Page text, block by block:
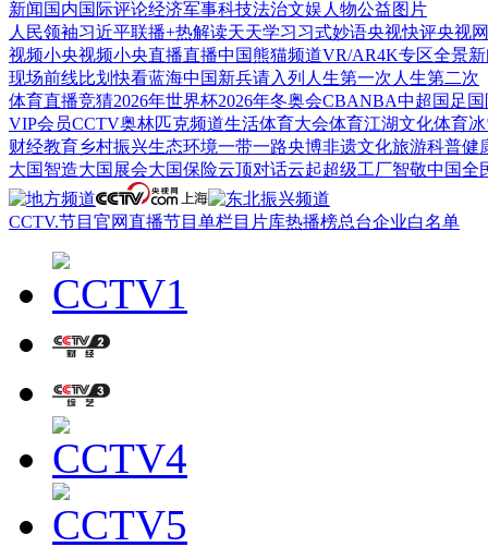
新闻 国内国际评论经济军事科技法治文娱 人物公益图片
人民领袖习近平联播+热解读天天学习习式妙语央视快评央视
视频小央视频小央直播直播中国熊猫频道VR/AR4K专区全景
现场前线比划快看蓝海中国新兵请入列 人生第一次 人生第二次
体育直播竞猜2026年世界杯2026年冬奥会CBANBA中超 国足
VIP会员CCTV奥林匹克频道生活体育大会体育江湖文化体育
财经教育乡村振兴生态环境一带一路央博非遗文化旅游科普健
大国智造大国展会大国保险云顶对话云起超级工厂智敬中国全
CCTV.节目官网直播节目单栏目 片库热播榜总台企业白名单